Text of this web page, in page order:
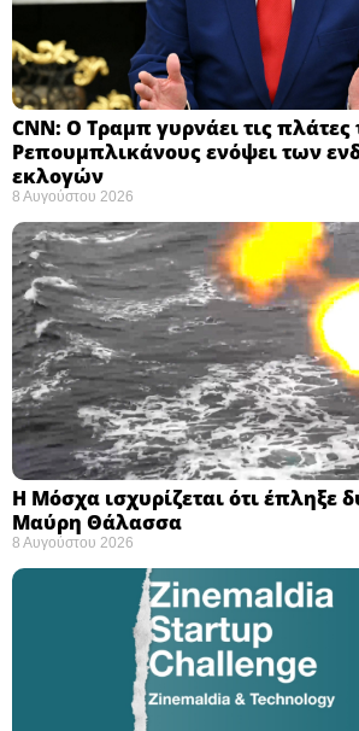
CNN: Ο Τραμπ γυρνάει τις πλάτες
Ρεπουμπλικάνους ενόψει των
εκλογών ​
8 Αυγούστου 2026
Η Μόσχα ισχυρίζεται ότι έπληξε
Μαύρη Θάλασσα ​
8 Αυγούστου 2026